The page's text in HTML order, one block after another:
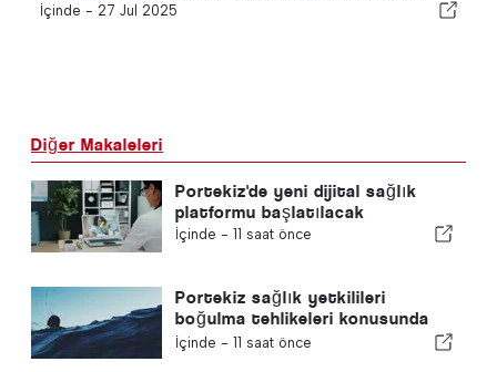
İçinde - 27 Jul 2025
Diğer Makaleleri
Portekiz'de yeni dijital sağlık
platformu başlatılacak
İçinde - 11 saat önce
Portekiz sağlık yetkilileri
boğulma tehlikeleri konusunda
uyardı
İçinde - 11 saat önce